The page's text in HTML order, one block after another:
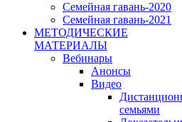
Семейная гавань-2020
Семейная гавань-2021
МЕТОДИЧЕСКИЕ
МАТЕРИАЛЫ
Вебинары
Анонсы
Видео
семьями